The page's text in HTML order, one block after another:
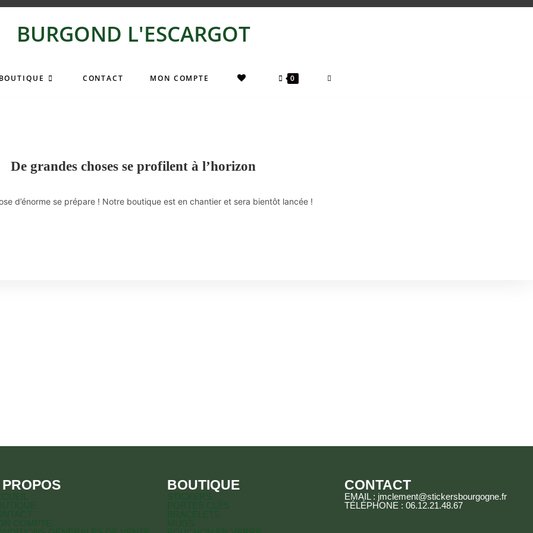
BURGOND L'ESCARGOT
BOUTIQUE CONTACT MON COMPTE 0
De grandes choses se profilent à l’horizon
d’énorme se prépare ! Notre boutique est en chantier et sera bientôt lancée !
COMPTE
BOUTIQUE
STICKERS
PORTES CLÉS
BRACELETS
MUGS
CONTACT
EMAIL : jmclement@stickersbourgogne.fr
TÉLÉPHONE : 06.12.21.48.67